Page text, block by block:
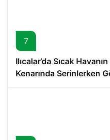
7
Ilıcalar’da Sıcak
Kenarında Serinlerken